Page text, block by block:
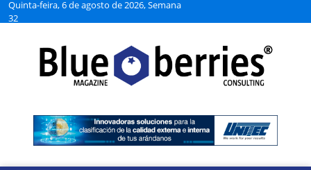
Quinta-feira, 6 de agosto de 2026, Semana
32